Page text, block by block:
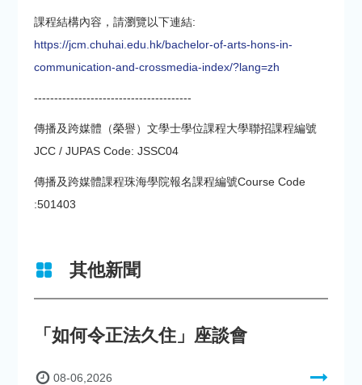
課程結構內容，請瀏覽以下連結:
https://jcm.chuhai.edu.hk/bachelor-of-arts-hons-in-
communication-and-crossmedia-index/?lang=zh
---------------------------------------
傳播及跨媒體（榮譽）文學士學位課程大學聯招課程編號
JCC / JUPAS Code: JSSC04
傳播及跨媒體課程珠海學院報名課程編號Course Code
:501403
其他新聞
「如何令正法久住」座談會
08-06,2026